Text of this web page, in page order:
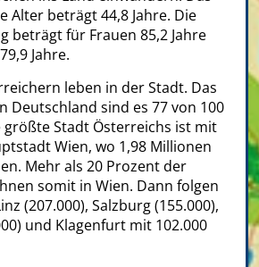
Alter beträgt 44,8 Jahre. Die
beträgt für Frauen 85,2 Jahre
Jahre.
leben in der Stadt. Das
Deutschland sind es 77 von 100
größte Stadt Österreichs ist mit
Wien, wo 1,98 Millionen
Mehr als 20 Prozent der
somit in Wien. Dann folgen
(207.000), Salzburg (155.000),
und Klagenfurt mit 102.000